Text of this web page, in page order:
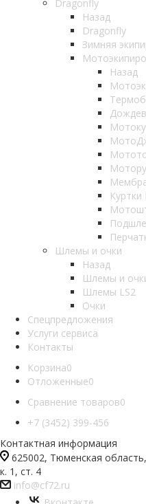
Dragonfly
Назад
Dragonfly
Зимняя
Назад
Шлемы и очки
Назад
Шлемы и
Шлемы LS2
Очки
Спецпредложения
Услуги сервиса
Контакты
Корзина0
Отложенные0
Сравнение товаров0
+7 (3452) 399-456
Контактная информация
625002, Тюменская
к. 1, ст. 4
info@cf72.ru